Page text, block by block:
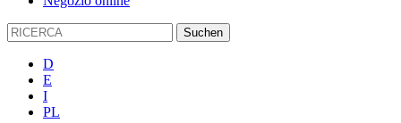
D
E
I
PL